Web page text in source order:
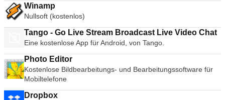
Winamp
Nullsoft (kostenlos)
Tango - Go Live Stream Broadcast Live Video Chat
Eine kostenlose App für Android, von Tango.
Photo Editor
Kostenlose Bildbearbeitungs- und Bearbeitungssoftware für
Mobiltelefone
Dropbox